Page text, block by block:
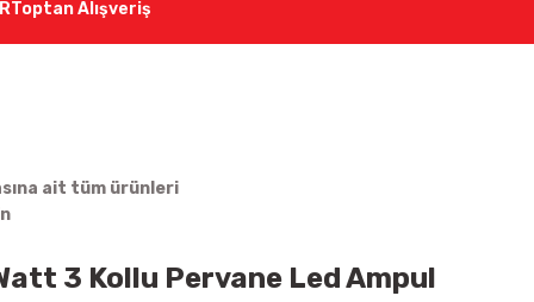
Toptan Alışveriş
ait tüm ürünleri
3 Kollu Pervane Led Ampul